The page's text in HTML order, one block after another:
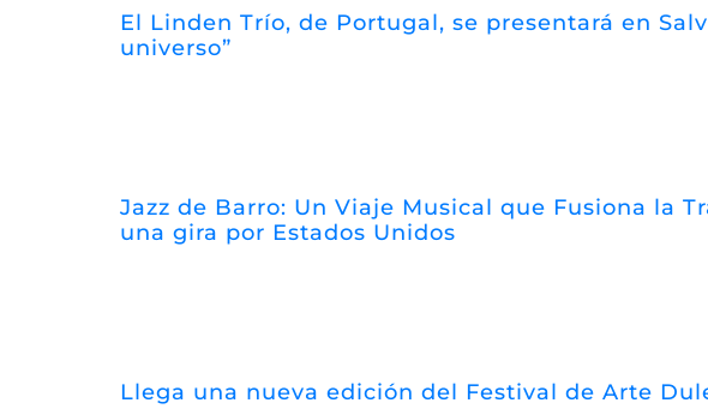
El Linden Trío, de Portugal, se presentará en
universo”
Jazz de Barro: Un Viaje Musical que Fusiona la
una gira por Estados Unidos
Llega una nueva edición del Festival de Arte